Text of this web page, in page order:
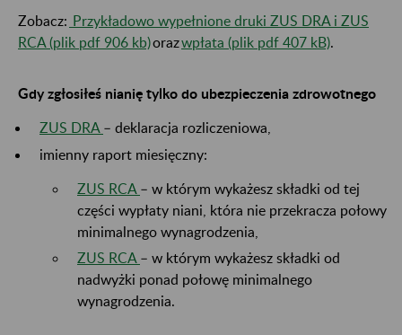
Zobacz: Przykładowo wypełnione druki ZUS DRA i ZUS
RCA (plik pdf 906 kb)orazwpłata (plik pdf 407 kB).
Gdy zgłosiłeś nianię tylko do ubezpieczenia zdrowotnego
ZUS DRA – deklaracja rozliczeniowa,
imienny raport miesięczny:
ZUS RCA – w którym wykażesz składki od tej
części wypłaty niani, która nie przekracza połowy
minimalnego wynagrodzenia,
ZUS RCA – w którym wykażesz składki od
nadwyżki ponad połowę minimalnego
wynagrodzenia.